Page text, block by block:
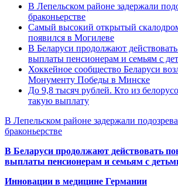
В Лепельском районе задержали
браконьерстве
Самый высокий открытый
появился в Могилеве
В Беларуси продолжают
выплаты пенсионерам и семьям с
Хоккейное сообщество Беларуси
Монументу Победы в Минске
До 9,8 тысяч рублей. Кто из
такую выплату
В Лепельском районе задержали
браконьерстве
В Беларуси продолжают действовать
выплаты пенсионерам и семьям с
Инновации в медицине Германии